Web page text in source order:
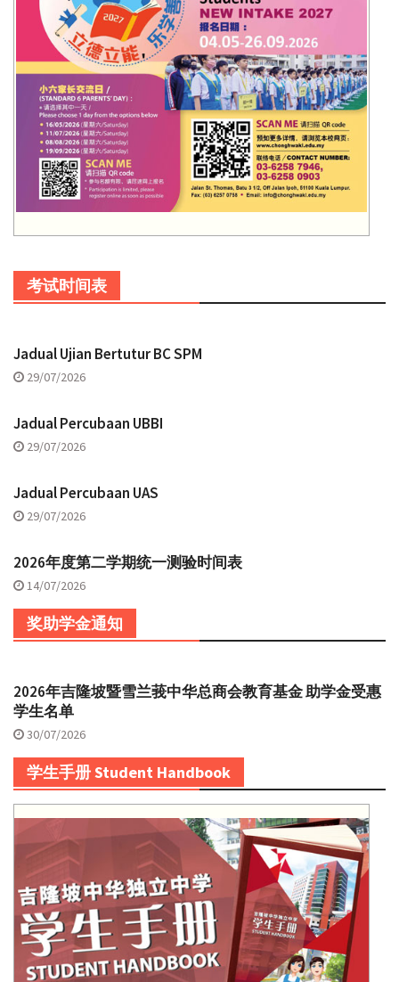
考试时间表
Jadual Ujian Bertutur BC SPM
29/07/2026
Jadual Percubaan UBBI
29/07/2026
Jadual Percubaan UAS
29/07/2026
2026年度第二学期统一测验时间表
14/07/2026
奖助学金通知
2026年吉隆坡暨雪兰莪中华总商会教育基金 助学金受惠
学生名单
30/07/2026
学生手册 Student Handbook